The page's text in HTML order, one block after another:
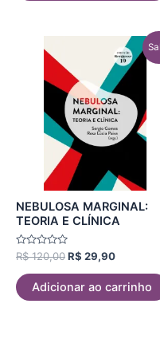
NEBULOSA MARGINAL:
TEORIA E CLÍNICA
Avaliação
0
de
5
R$120,00
original
era:
R$ 120,00.
R$ 29,90
preço
atual
é:
R$ 29,90.
Adicionar ao carrinho